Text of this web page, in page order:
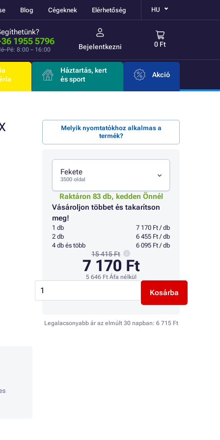
Blog Cégeknek Elérhetőség HU
1955 5796
8:00 – 16:00 Bejelentkezni 0 Ft
Háztartás, kert
és sport
Akció
Melyik nyomtatókhoz alkalmas a
termék?
Fekete
3500 oldal
Raktáron 83 db, kedden Önnél
Vásároljon többet és takarítson
meg!
1 db
7 170 Ft / db
2 db
6 455 Ft / db
4 db és több
6 095 Ft / db
15 415 Ft
7 170 Ft
5 646 FtÁfa nélkül
Kosárba
Legalacsonyabb ár az elmúlt 30 napban: 6 715 Ft